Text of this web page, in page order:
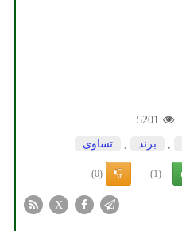
5201
برند تساوی
(1)
(0)
X